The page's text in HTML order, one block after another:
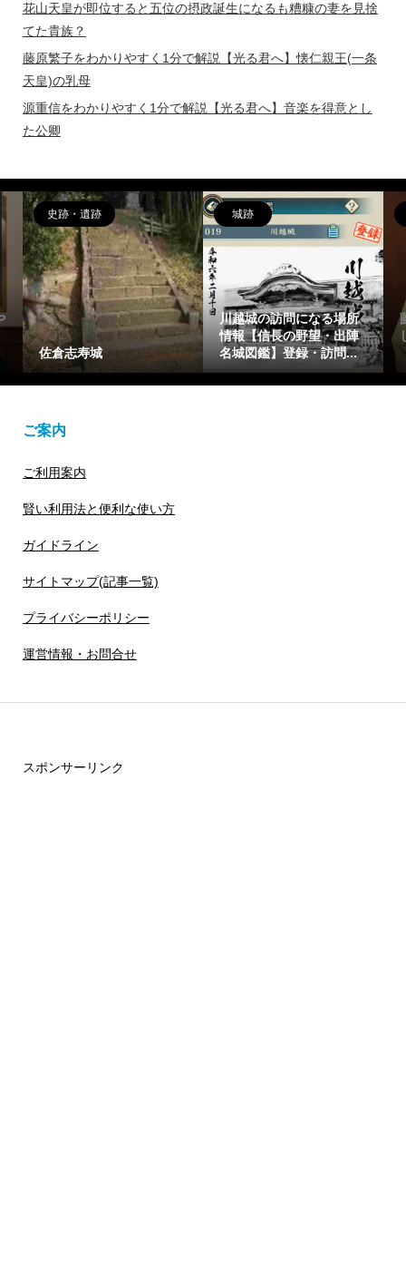
花山天皇が即位すると五位の摂政誕生になるも糟糠の妻を見捨
てた貴族？
藤原繁子をわかりやすく1分で解説【光る君へ】懐仁親王(一条
天皇)の乳母
源重信をわかりやすく1分で解説【光る君へ】音楽を得意とし
た公卿
場所
出陣
問...
偉人
藤原惟成(ふじわらのこれ
しげ)を簡潔に1分で解説
【光る君へ】花山天皇...
女性
藤原繁子をわかりやすく1
分で解説【光る君へ】懐
仁親王(一条天皇)の乳母
ご案内
ご利用案内
賢い利用法と便利な使い方
ガイドライン
サイトマップ(記事一覧)
プライバシーポリシー
運営情報・お問合せ
スポンサーリンク